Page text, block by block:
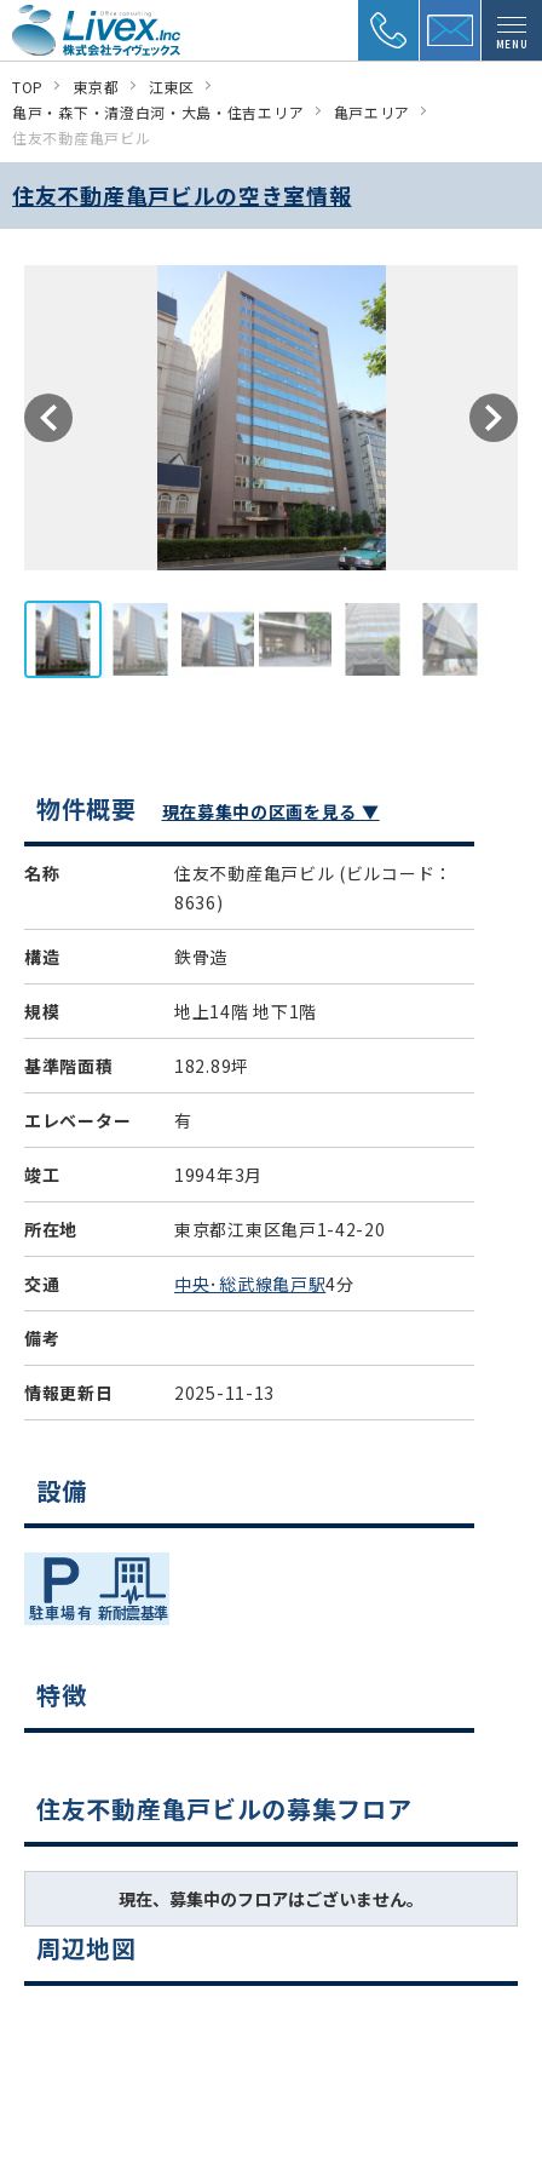
MENU
TOP 東京都
江東区
亀戸・森下・清澄白河・大島・住吉エリア
亀戸エリア
住友不動産亀戸ビル
住友不動産亀戸ビルの空き室情報
物件概要 現在募集中の区画を見る ▼
名称 住友不動産亀戸ビル (ビルコード：
8636)
構造 鉄骨造
規模 地上14階 地下1階
基準階面積 182.89坪
エレベーター 有
竣工 1994年3月
所在地 東京都江東区亀戸1-42-20
交通 中央･総武線亀戸駅4分
備考
情報更新日 2025-11-13
設備
特徴
住友不動産亀戸ビルの募集フロア
現在、募集中のフロアはございません。
周辺地図